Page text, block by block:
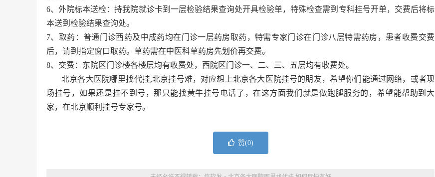
6、外院标本送检：持我院就诊卡到一层检验结果查询处开具检验单，特殊检查需到专科挂号开单，交费后将标
本送到检验结果查询处。
7、取药：普通门诊西药及中成药均在门诊一层药房取药，特需专家门诊在门诊八层特需药房，患者收费交费
后，请到指定窗口取药。草药需在中医科草药房先划价再交费。
8、交费：东院区门诊楼各楼层均有收费处，西院区门诊一、二、三、五层均有收费处。
北京各大医院哪里找代挂,北京挂号难，对应想上北京各大医院挂号的朋友，希望你们能通过网络，或者现
场挂号，如果还是挂不到号，那只能找黄牛挂号电话了，在这方面我们就是做跑腿服务的，希望能帮助到大
家，在北京顺利挂号专家号。
赞(0)